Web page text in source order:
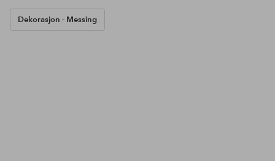
Dekorasjon - Messing